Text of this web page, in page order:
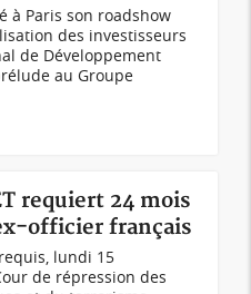
à Paris son roadshow
des investisseurs
de Développement
au Groupe
requiert 24 mois
officier français
lundi 15
de répression des